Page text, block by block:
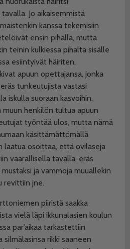
Jo aikaisemmistä
kanssa tekemisiin
ensin pihalla, mutta
teinin kulkiessa pihalta sisälle
esiintyivät häiriten.
apuun opettajansa, jonka
tunkeutujista vastasi
iskulla suoraan kasvoihin.
henkilön tultua apuun
työntää ulos, mutta nämä
käsittämättömällä
laatua osoittaa, että ovilaseja
vaarallisella tavalla, eräs
ja vammoja muuallekin
revittiin jne.
piiristä saakka
vielä läpi ikkunalasien koulun
par’aikaa tarkastettiin
rikki saaneen